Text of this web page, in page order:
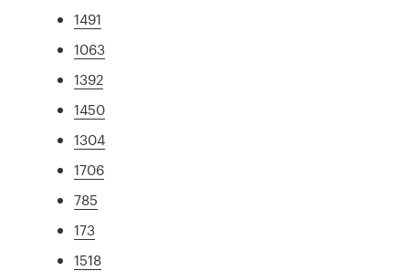
1491
1063
1392
1450
1304
1706
785
173
1518